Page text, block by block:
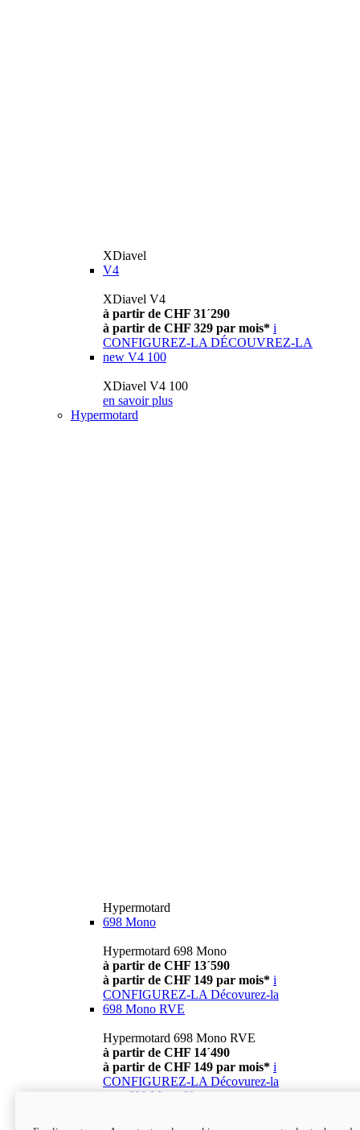
XDiavel
V4
XDiavel V4
à partir de CHF 31´290
à partir de CHF 329 par mois* i
CONFIGUREZ-LA DÉCOUVREZ-LA
new V4 100
XDiavel V4 100
en savoir plus
Hypermotard
Hypermotard
698 Mono
Hypermotard 698 Mono
à partir de CHF 13´590
à partir de CHF 149 par mois* i
CONFIGUREZ-LA Décovurez-la
698 Mono RVE
Hypermotard 698 Mono RVE
à partir de CHF 14´490
à partir de CHF 149 par mois* i
CONFIGUREZ-LA Décovurez-la
698 Mono Nera
Hypermotard 698 Mono Nera